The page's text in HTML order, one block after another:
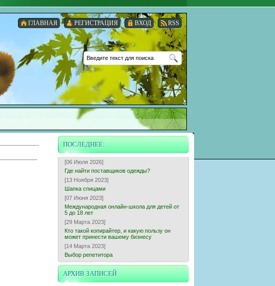
RSS
ВХОД
РЕГИСТРАЦИЯ
ГЛАВНАЯ
ПОСЛЕДНЕЕ:
[06 Июля 2026]
Где найти поставщиков одежды?
[13 Ноября 2023]
Шапка спицами
[07 Июня 2023]
Международная онлайн-школа для детей от
5 до 18 лет
[29 Марта 2023]
Кто такой копирайтер, и какую пользу он
может принести вашему бизнесу
[14 Марта 2023]
Выбор репетитора
АРХИВ ЗАПИСЕЙ